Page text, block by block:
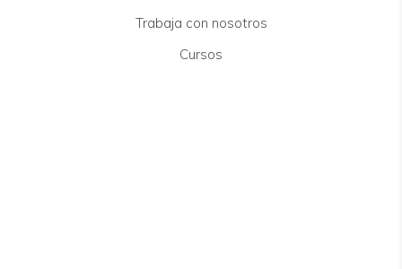
Trabaja con nosotros
Cursos